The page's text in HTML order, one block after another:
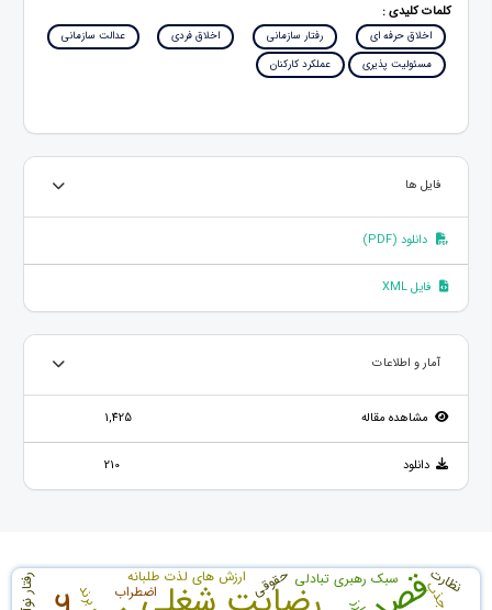
کلمات کلیدی :
اخلاق حرفه ای رفتار سازمانی اخلاق فردی
عدالت سازمانی
مسئولیت پذیری
عملکرد کارکنان
فایل ها
دانلود (PDF)
فایل XML
آمار و اطلاعات
مشاهده مقاله 1,425
دانلود 210
ارزش های لذت طلبانه سبک رهبری تبادلی
اضطراب نظارت حقوقی